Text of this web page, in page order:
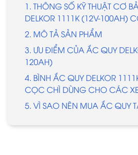
1. THÔNG SỐ KỸ THUẬT CƠ
DELKOR 1111K (12V-100AH)
2. MÔ TẢ SẢN PHẨM
3. ƯU ĐIỂM CỦA ẮC QUY
120AH)
4. BÌNH ẮC QUY DELKOR
CỌC CHÌ DÙNG CHO CÁC
​​​​​​​5. VÌ SAO NÊN MUA ẮC QUY